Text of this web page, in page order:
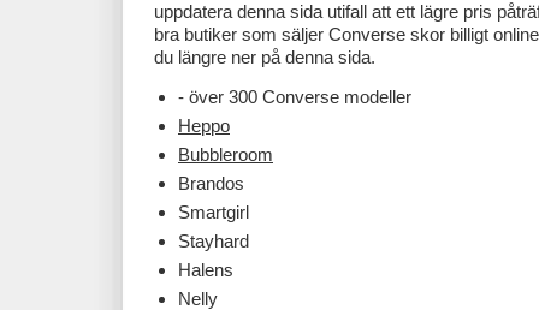
uppdatera denna sida utifall att ett lägre pris
bra butiker som säljer Converse skor billigt
du längre ner på denna sida.
- över 300 Converse modeller
Heppo
Bubbleroom
Brandos
Smartgirl
Stayhard
Halens
Nelly